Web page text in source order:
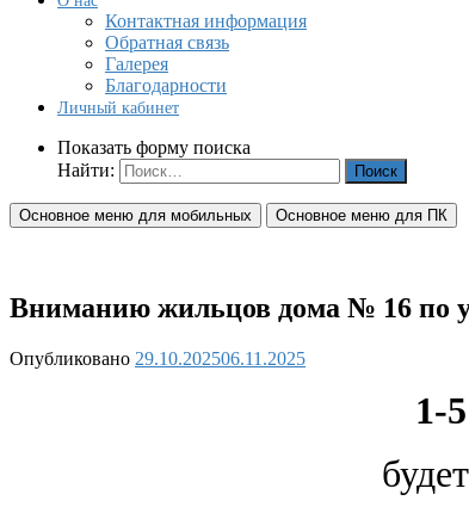
Контактная информация
Обратная связь
Галерея
Благодарности
Личный кабинет
Показать форму поиска
Найти:
Основное меню для мобильных Основное меню для ПК
Вниманию жильцов дома № 16 по
Опубликовано 29.10.202506.11.2025
1-